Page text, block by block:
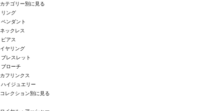
カテゴリー別に見る
リング
ペンダント
ネックレス
ピアス
イヤリング
ブレスレット
ブローチ
カフリンクス
ハイジュエリー
コレクション別に見る